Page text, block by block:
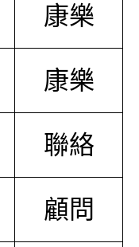
康樂
康樂
聯絡
顧問